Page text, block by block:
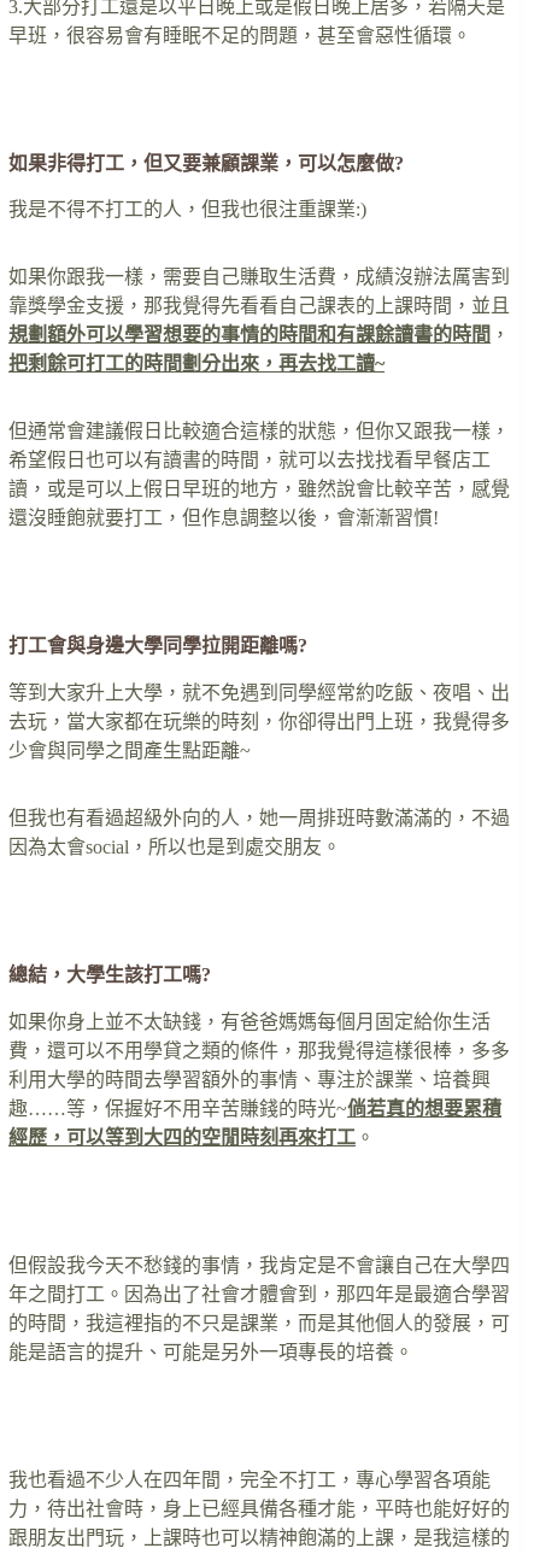
3.大部分打工還是以平日晚上或是假日晚上居多，若隔天是
早班，很容易會有睡眠不足的問題，甚至會惡性循環。
如果非得打工，但又要兼顧課業，可以怎麼做?
我是不得不打工的人，但我也很注重課業:)
如果你跟我一樣，需要自己賺取生活費，成績沒辦法厲害到
靠獎學金支援，那我覺得先看看自己課表的上課時間，並且
規劃額外可以學習想要的事情的時間和有課餘讀書的時間 ，
把剩餘可打工的時間劃分出來，再去找工讀~
但通常會建議假日比較適合這樣的狀態，但你又跟我一樣，
希望假日也可以有讀書的時間，就可以去找找看早餐店工
讀，或是可以上假日早班的地方，雖然說會比較辛苦，感覺
還沒睡飽就要打工，但作息調整以後，會漸漸習慣!
打工會與身邊大學同學拉開距離嗎?
等到大家升上大學，就不免遇到同學經常約吃飯、夜唱、出
去玩，當大家都在玩樂的時刻，你卻得出門上班，我覺得多
少會與同學之間產生點距離~
但我也有看過超級外向的人，她一周排班時數滿滿的，不過
因為太會social，所以也是到處交朋友。
總結，大學生該打工嗎?
如果你身上並不太缺錢，有爸爸媽媽每個月固定給你生活
費，還可以不用學貸之類的條件，那我覺得這樣很棒，多多
利用大學的時間去學習額外的事情、專注於課業、培養興
趣……等，保握好不用辛苦賺錢的時光~倘若真的想要累積
經歷，可以等到大四的空閒時刻再來打工 。
但假設我今天不愁錢的事情，我肯定是不會讓自己在大學四
年之間打工。因為出了社會才體會到，那四年是最適合學習
的時間，我這裡指的不只是課業，而是其他個人的發展，可
能是語言的提升、可能是另外一項專長的培養。
我也看過不少人在四年間，完全不打工，專心學習各項能
力，待出社會時，身上已經具備各種才能，平時也能好好的
跟朋友出門玩，上課時也可以精神飽滿的上課，是我這樣的